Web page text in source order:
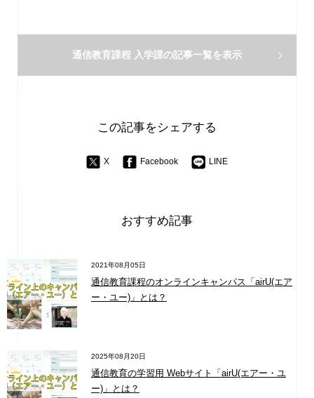
通信教育課程 入学課の記事一覧を表示
この記事をシェアする
X Facebook LINE
おすすめ記事
2021年08月05日
通信教育課程のオンラインキャンパス「airU(エア
ー・ユー)」とは？
2025年08月20日
通信教育の学習用 Webサイト「airU(エアー・ユ
ー)」とは？